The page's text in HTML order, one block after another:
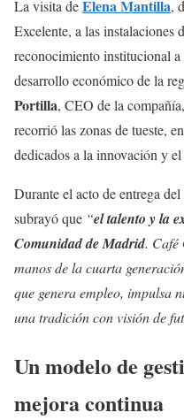
La visita deElena Mantilla,
Excelente, a las
reconocimiento institucional
desarrollo económico de la
Portilla, CEO de la
recorrió las zonas de tueste,
dedicados a la innovación y
Durante el acto de entrega
subrayó que “el talento y la
Comunidad de Madrid. Café
manos de la cuarta
que genera empleo, impulsa
una tradición con visión de
Un modelo de
mejora continua